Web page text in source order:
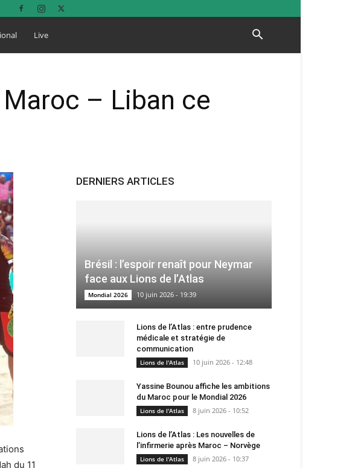
Live
– Liban ce
du 11
DERNIERS ARTICLES
Brésil : l’espoir renaît pour Neymar
face aux Lions de l’Atlas
Mondial 2026 10 juin 2026 - 19:39
Lions de l’Atlas : entre prudence
médicale et stratégie de
communication
Lions de l'Atlas 10 juin 2026 - 12:48
Yassine Bounou affiche les ambitions
du Maroc pour le Mondial 2026
Lions de l'Atlas 8 juin 2026 - 10:52
Lions de l’Atlas : Les nouvelles de
l’infirmerie après Maroc – Norvège
Lions de l'Atlas 8 juin 2026 - 10:37